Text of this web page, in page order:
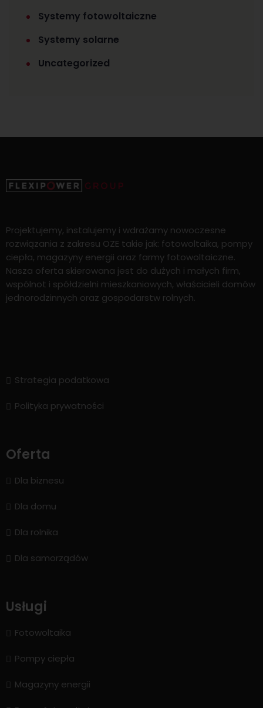
Systemy fotowoltaiczne
Systemy solarne
Uncategorized
Projektujemy, instalujemy i wdrażamy nowoczesne
rozwiązania z zakresu OZE takie jak: fotowoltaika, pompy
ciepła, magazyny energii oraz farmy fotowoltaiczne.
Nasza oferta skierowana jest do dużych i małych firm,
wspólnot i spółdzielni mieszkaniowych, właścicieli domów
jednorodzinnych oraz gospodarstw rolnych.
Strategia podatkowa
Polityka prywatności
Oferta
Dla biznesu
Dla domu
Dla rolnika
Dla samorządów
Usługi
Fotowoltaika
Pompy ciepła
Magazyny energii